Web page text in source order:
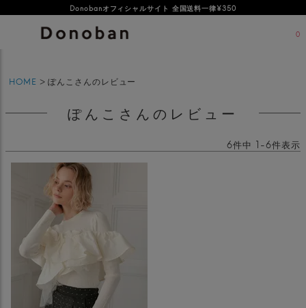
Donobanオフィシャルサイト 全国送料一律¥350
0
HOME ぽんこさんのレビュー
ぽんこさんのレビュー
6件中 1 -6件表示